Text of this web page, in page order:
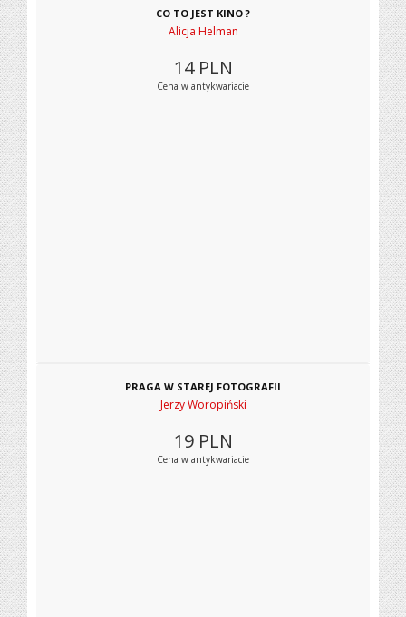
CO TO JEST KINO ?
Alicja Helman
14 PLN
Cena w antykwariacie
PRAGA W STAREJ FOTOGRAFII
Jerzy Woropiński
19 PLN
Cena w antykwariacie